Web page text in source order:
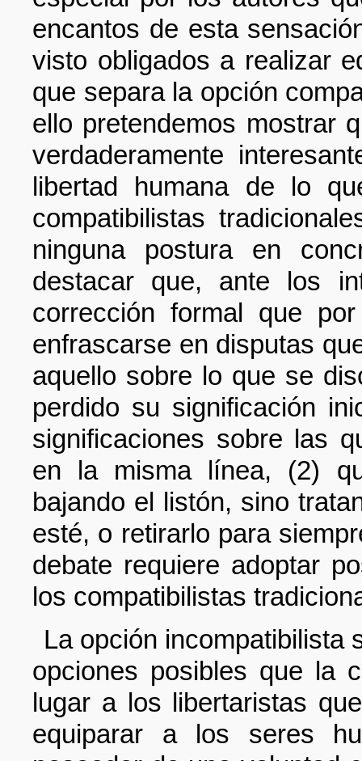
encantos de esta
visto obligados a realizar
que separa la opción
ello pretendemos mostrar
verdaderamente
libertad humana de lo
compatibilistas
ninguna postura en
destacar que, ante los
corrección formal que
enfrascarse en disputas
aquello sobre lo que se
perdido su significación
significaciones sobre las
en la misma línea, (2)
bajando el listón, sino
esté, o retirarlo para
debate requiere adoptar
los compatibilistas
La opción incompatibilista
opciones posibles que la
lugar a los libertaristas
equiparar a los seres